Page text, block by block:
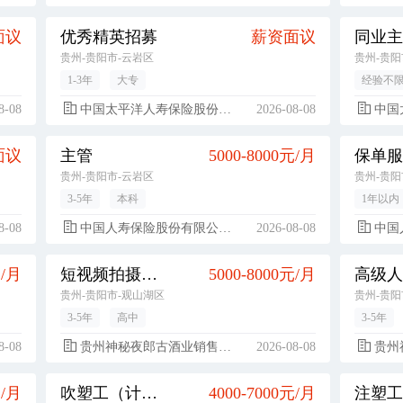
议
08
优秀精英招募 薪资面议
贵州-贵阳市-云岩区
1-3年
大专
中国太平洋人寿保险股份有限公司 2026-08-08
同业
贵州-贵
经验不
中国
议
08
主管 5000-8000元/月
贵州-贵阳市-云岩区
3-5年
本科
中国人寿保险股份有限公司贵阳市都司支公司 2026-08-08
保单
贵州-贵
1年以内
中国人
08
短视频拍摄剪辑 5000-8000元/月
贵州-贵阳市-观山湖区
3-5年
高中
贵州神秘夜郎古酒业销售有限公司 2026-08-08
贵州-贵
3-5年
贵州
吹塑工（计件） 4000-7000元/月